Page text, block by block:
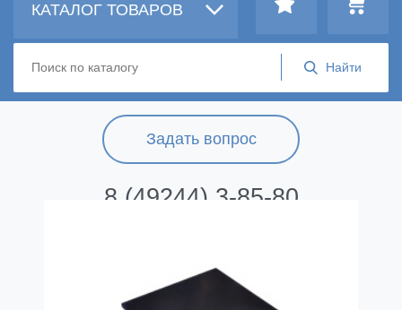
Задать вопрос
8 (49244) 3-85-80
КАТАЛОГ ТОВАРОВ